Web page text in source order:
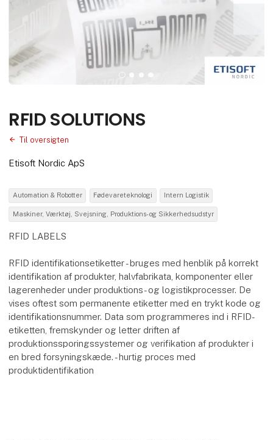
RFID SOLUTIONS
Til oversigten
Etisoft Nordic ApS
Automation & Robotter Fødevareteknologi Intern Logistik
Maskiner, Værktøj, Svejsning, Produktions- og Sikkerhedsudstyr
RFID LABELS
RFID identifikationsetiketter - bruges med henblik på korrekt
identifikation af produkter, halvfabrikata, komponenter eller
lagerenheder under produktions- og logistikprocesser. De
vises oftest som permanente etiketter med en trykt kode og
identifikationsnummer. Data som programmeres ind i RFID-
etiketten, fremskynder og letter driften af
produktionssporingssystemer og verifikation af produkter i
en bred forsyningskæde. - hurtig proces med
produktidentifikation